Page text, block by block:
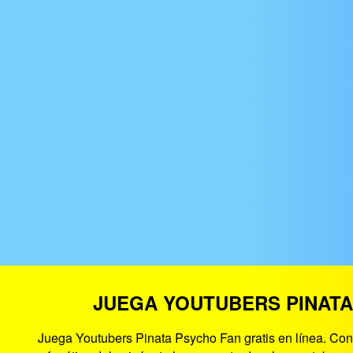
JUEGA YOUTUBERS
Juega Youtubers Pinata Psycho Fan gratis en línea.